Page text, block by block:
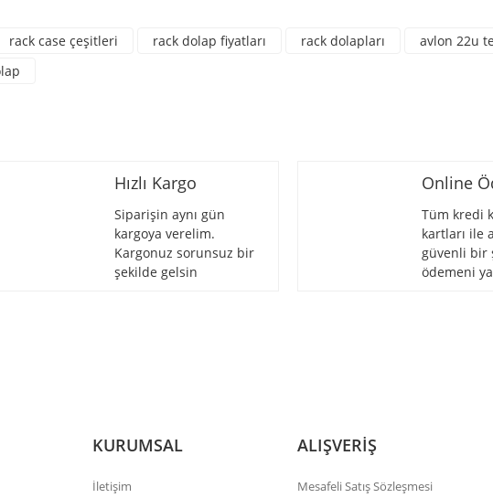
Gönder
rack case çeşitleri rack dolap fiyatları rack dolapları avlon 22u
Hızlı Kargo
Siparişin aynı gün
kargoya verelim.
Kargonuz sorunsuz bir
şekilde gelsin
Online
Tüm kredi
kartları ile
güvenli bir
ödemeni
KURUMSAL
İletişim
ALIŞVERİŞ
Mesafeli Satış Sözleşmesi